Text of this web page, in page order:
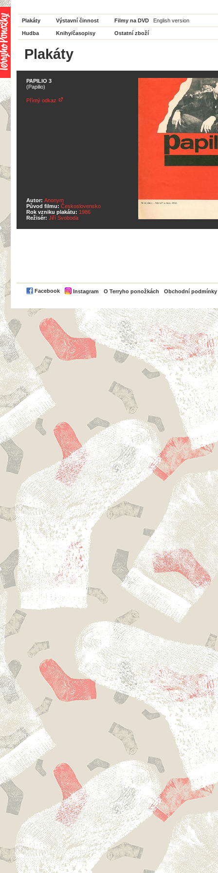
Plakáty Výstavní činnost Filmy na DVD English version
Hudba Knihy/časopisy Ostatní zboží
Plakáty
PAPILIO 3
(Papilio)
Přímý odkaz
Autor: Anonym
Původ filmu: Československo
Rok vzniku plakátu: 1986
Režisér: Jiří Svoboda
Facebook Instagram O Terryho ponožkách Obchodní podmínky
PayPal